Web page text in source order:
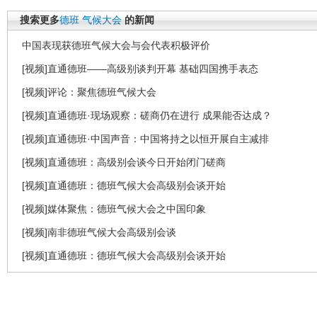
搜索更多德班 气候大会 的新闻
中国表现获德班气候大会与会代表积极评价
[视频]直通德班——高级别谈判开幕 基础四国携手表态
[视频]评论：聚焦德班气候大会
[视频]直通德班·现场观察：磋商仍在进行 成果能否达成？
[视频]直通德班·中国声音：中国将持之以恒开展自主减排
[视频]直通德班：高级别会谈今日开始闭门磋商
[视频]直通德班：德班气候大会高级别会谈开始
[视频]媒体聚焦：德班气候大会之中国印象
[视频]南非德班气候大会高级别会谈
[视频]直通德班：德班气候大会高级别会谈开始